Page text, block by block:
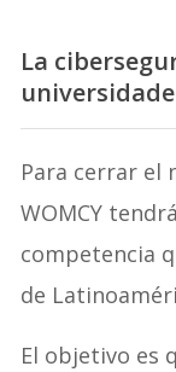
La
Para cerrar el
WOMCY
competencia
de
El objetivo es